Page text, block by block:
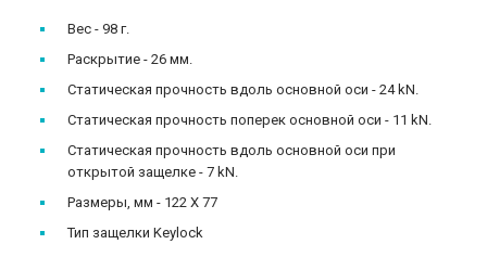
Вес - 98 г.
Раскрытие - 26 мм.
Статическая прочность вдоль основной оси - 24 kN.
Статическая прочность поперек основной оси - 11 kN.
Статическая прочность вдоль основной оси при
открытой защелке - 7 kN.
Размеры, мм - 122 X 77
Тип защелки Keylock